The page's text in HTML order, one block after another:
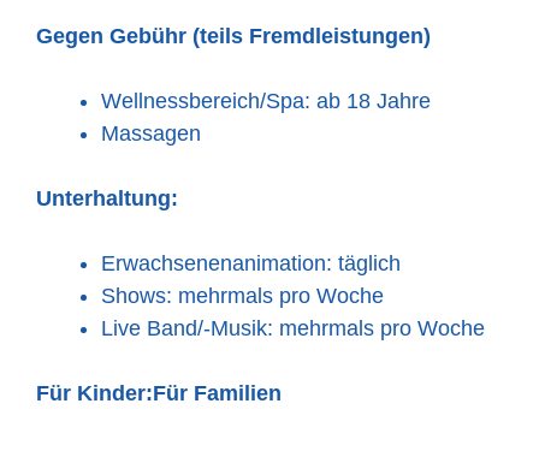
Gegen Gebühr (teils Fremdleistungen)
Wellnessbereich/Spa: ab 18 Jahre
Massagen
Unterhaltung:
Erwachsenenanimation: täglich
Shows: mehrmals pro Woche
Live Band/-Musik: mehrmals pro Woche
Für Kinder:Für Familien